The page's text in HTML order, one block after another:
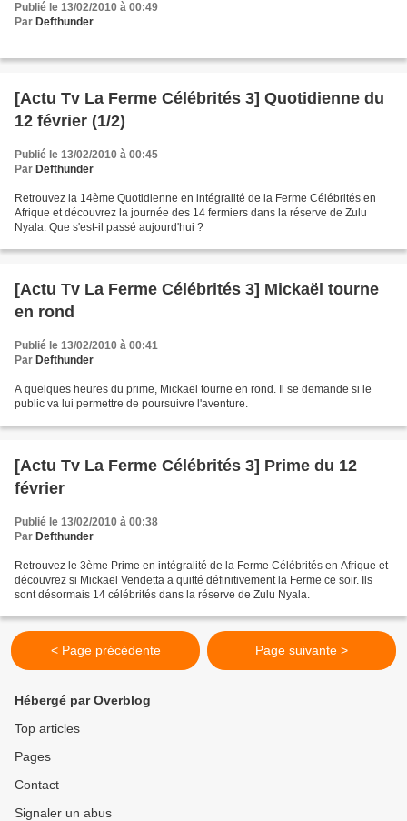
Publié le 13/02/2010 à 00:49
Par Defthunder
[Actu Tv La Ferme Célébrités 3] Quotidienne du
12 février (1/2)
Publié le 13/02/2010 à 00:45
Par Defthunder
Retrouvez la 14ème Quotidienne en intégralité de la Ferme Célébrités en
Afrique et découvrez la journée des 14 fermiers dans la réserve de Zulu
Nyala. Que s'est-il passé aujourd'hui ?
[Actu Tv La Ferme Célébrités 3] Mickaël tourne
en rond
Publié le 13/02/2010 à 00:41
Par Defthunder
A quelques heures du prime, Mickaël tourne en rond. Il se demande si le
public va lui permettre de poursuivre l'aventure.
[Actu Tv La Ferme Célébrités 3] Prime du 12
février
Publié le 13/02/2010 à 00:38
Par Defthunder
Retrouvez le 3ème Prime en intégralité de la Ferme Célébrités en Afrique et
découvrez si Mickaël Vendetta a quitté définitivement la Ferme ce soir. Ils
sont désormais 14 célébrités dans la réserve de Zulu Nyala.
< Page précédente Page suivante >
Hébergé par Overblog
Top articles
Pages
Contact
Signaler un abus